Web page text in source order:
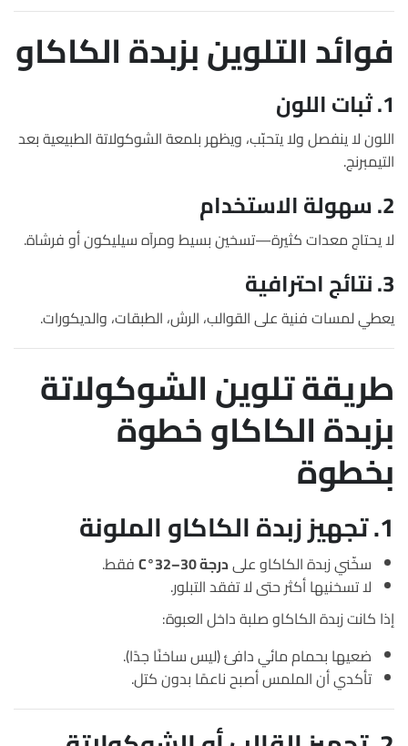
فوائد التلوين بزبدة الكاكاو
1. ثبات اللون
اللون لا ينفصل ولا يتحبّب، ويظهر بلمعة الشوكولاتة الطبيعية بعد
التيمبرنج.
2. سهولة الاستخدام
لا يحتاج معدات كثيرة—تسخين بسيط ومرآه سيليكون أو فرشاة.
3. نتائج احترافية
يعطي لمسات فنية على القوالب، الرش، الطبقات، والديكورات.
طريقة تلوين الشوكولاتة
بزبدة الكاكاو خطوة
بخطوة
1. تجهيز زبدة الكاكاو الملونة
سخّني زبدة الكاكاو علىدرجة 30–32°C
فقط.
لا تسخنيها أكثر حتى لا تفقد التبلور.
إذا كانت زبدة الكاكاو صلبة داخل العبوة:
ضعيها بحمام مائي دافئ (ليس ساخنًا جدًا).
تأكدي أن الملمس أصبح ناعمًا بدون كتل.